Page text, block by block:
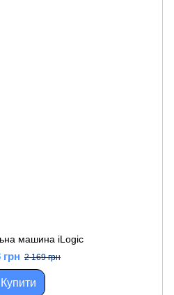
машина iLogic
грн 2 169 грн
Купити